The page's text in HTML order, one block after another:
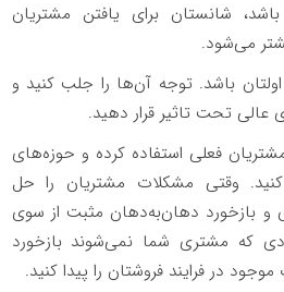
باشد، شانستان برای یافتن مشتریان
می‌شود.
باشد. توجه آن‌ها را جلب کنید و
عالی تحت تاثیر قرار دهید.
فعلی استفاده کرده و حوزه‌های
وقتی مشکلات مشتریان را حل
و بازخورد دهان‌به‌دهان مثبت از سوی
که مشتری شما نمی‌شوند بازخورد
در فرایند فروشتان را پیدا کنید.